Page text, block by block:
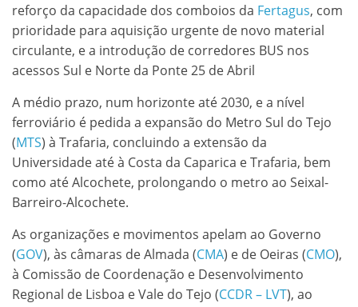
reforço da capacidade dos comboios da Fertagus, com
prioridade para aquisição urgente de novo material
circulante, e a introdução de corredores BUS nos
acessos Sul e Norte da Ponte 25 de Abril
A médio prazo, num horizonte até 2030, e a nível
ferroviário é pedida a expansão do Metro Sul do Tejo
(MTS) à Trafaria, concluindo a extensão da
Universidade até à Costa da Caparica e Trafaria, bem
como até Alcochete, prolongando o metro ao Seixal-
Barreiro-Alcochete.
As organizações e movimentos apelam ao Governo
(GOV), às câmaras de Almada (CMA) e de Oeiras (CMO),
à Comissão de Coordenação e Desenvolvimento
Regional de Lisboa e Vale do Tejo (CCDR – LVT), ao